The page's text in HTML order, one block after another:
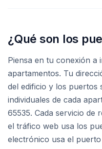
¿Qué son los
Piensa en tu conexión a
apartamentos. Tu
del edificio y los puertos
individuales de cada
65535. Cada servicio de
el tráfico web usa los
electrónico usa el